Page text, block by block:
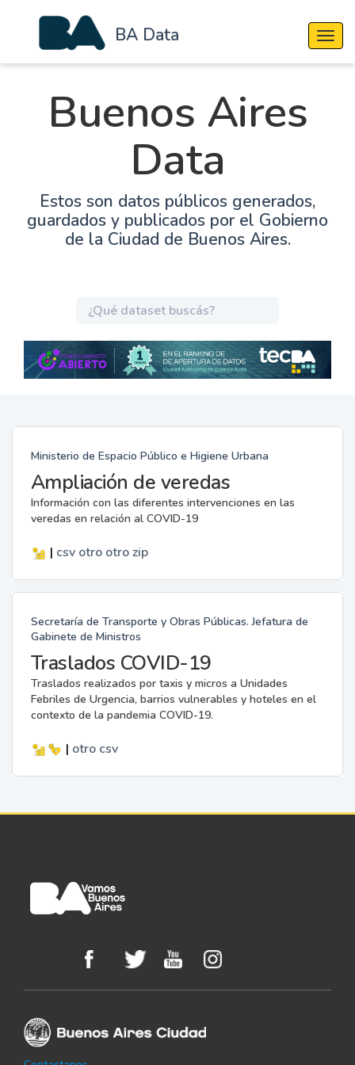
BA Data
Buenos Aires
Data
Estos son datos públicos generados,
guardados y publicados por el Gobierno
de la Ciudad de Buenos Aires.
Ministerio de Espacio Público e Higiene Urbana
Ampliación de veredas
Información con las diferentes intervenciones en las
veredas en relación al COVID-19
| csv otro otro zip
Secretaría de Transporte y Obras Públicas. Jefatura de
Gabinete de Ministros
Traslados COVID-19
Traslados realizados por taxis y micros a Unidades
Febriles de Urgencia, barrios vulnerables y hoteles en el
contexto de la pandemia COVID-19.
| otro csv